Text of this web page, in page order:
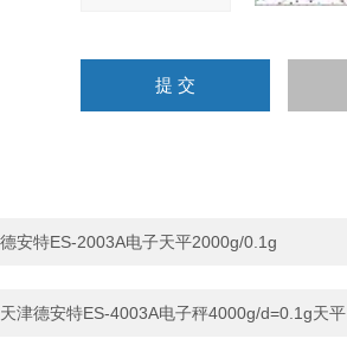
德安特ES-2003A电子天平2000g/0.1g
天津德安特ES-4003A电子秤4000g/d=0.1g天平